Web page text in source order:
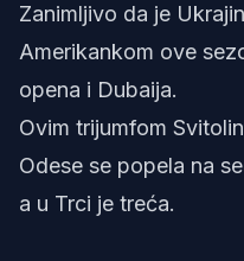
Zanimljivo da je
Amerikankom ove
opena i Dubaija.
Ovim trijumfom
Odese se popela na
a u Trci je treća.